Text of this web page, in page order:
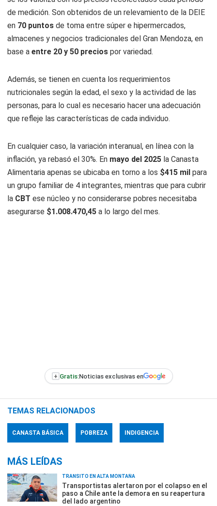
de medición. Son obtenidos de un relevamiento de la DEIE
en 70 puntos de toma entre súper e hipermercados,
almacenes y negocios tradicionales del Gran Mendoza, en
base a entre 20 y 50 precios por variedad.
Además, se tienen en cuenta los requerimientos
nutricionales según la edad, el sexo y la actividad de las
personas, para lo cual es necesario hacer una adecuación
que refleje las características de cada individuo.
En cualquier caso, la variación interanual, en línea con la
inflación, ya rebasó el 30%. En mayo del 2025 la Canasta
Alimentaria apenas se ubicaba en torno a los $415 mil para
un grupo familiar de 4 integrantes, mientras que para cubrir
la CBT ese núcleo y no considerarse pobres necesitaba
asegurarse $1.008.470,45 a lo largo del mes.
+ Gratis:Noticias exclusivas en
TEMAS RELACIONADOS
CANASTA BÁSICA POBREZA INDIGENCIA
MÁS LEÍDAS
TRÁNSITO EN ALTA MONTAÑA
Transportistas alertaron por el colapso en el
paso a Chile ante la demora en su reapertura
del lado argentino